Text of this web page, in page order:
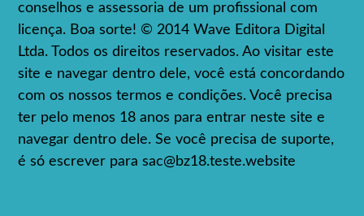
conselhos e assessoria de um profissional com
licença. Boa sorte! © 2014 Wave Editora Digital
Ltda. Todos os direitos reservados. Ao visitar este
site e navegar dentro dele, você está concordando
com os nossos termos e condições. Você precisa
ter pelo menos 18 anos para entrar neste site e
navegar dentro dele. Se você precisa de suporte,
é só escrever parasac@bz18.teste.website